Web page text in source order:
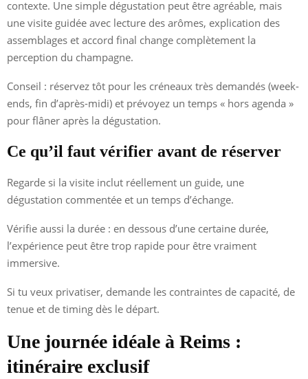
contexte. Une simple dégustation peut être agréable, mais
une visite guidée avec lecture des arômes, explication des
assemblages et accord final change complètement la
perception du champagne.
Conseil : réservez tôt pour les créneaux très demandés (week-
ends, fin d’après-midi) et prévoyez un temps « hors agenda »
pour flâner après la dégustation.
Ce qu’il faut vérifier avant de réserver
Regarde si la visite inclut réellement un guide, une
dégustation commentée et un temps d’échange.
Vérifie aussi la durée : en dessous d’une certaine durée,
l’expérience peut être trop rapide pour être vraiment
immersive.
Si tu veux privatiser, demande les contraintes de capacité, de
tenue et de timing dès le départ.
Une journée idéale à Reims :
itinéraire exclusif